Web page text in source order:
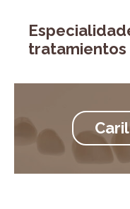
tratamientos